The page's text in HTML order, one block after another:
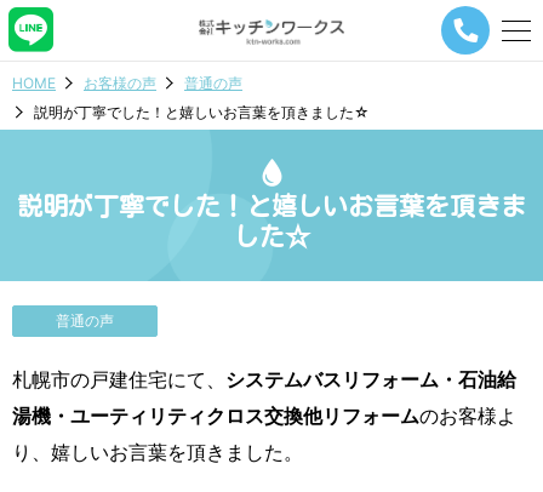
メ
ナ
ー
シ
ボ
HOME お客様の声
普通の声
説明が丁寧でした！と嬉しいお言葉を頂きました☆
説明が丁寧でした！と嬉しいお言葉を頂きま
した☆
普通の声
札幌市の戸建住宅にて、 システムバスリフォーム・石油給
湯機・ユーティリティクロス交換他リフォームのお客様よ
り、嬉しいお言葉を頂きました。